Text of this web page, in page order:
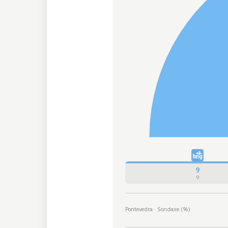
9
9
Pontevedra · Sondaxe (%)